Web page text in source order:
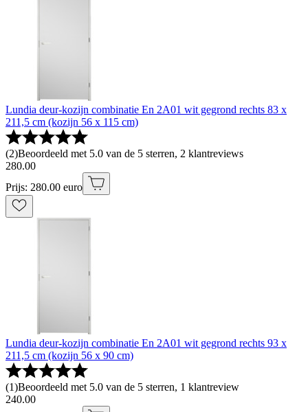
Lundia deur-kozijn combinatie En 2A01 wit gegrond rechts 83 x
211,5 cm (kozijn 56 x 115 cm)
(2)Beoordeeld met 5.0 van de 5 sterren, 2 klantreviews
280.00
Prijs: 280.00 euro
Lundia deur-kozijn combinatie En 2A01 wit gegrond rechts 93 x
211,5 cm (kozijn 56 x 90 cm)
(1)Beoordeeld met 5.0 van de 5 sterren, 1 klantreview
240.00